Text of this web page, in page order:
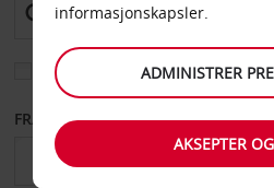
Velg et annet leveringssted
FRA DATO
informasjonskapsler.
ADMINISTRER
AKSEPTER